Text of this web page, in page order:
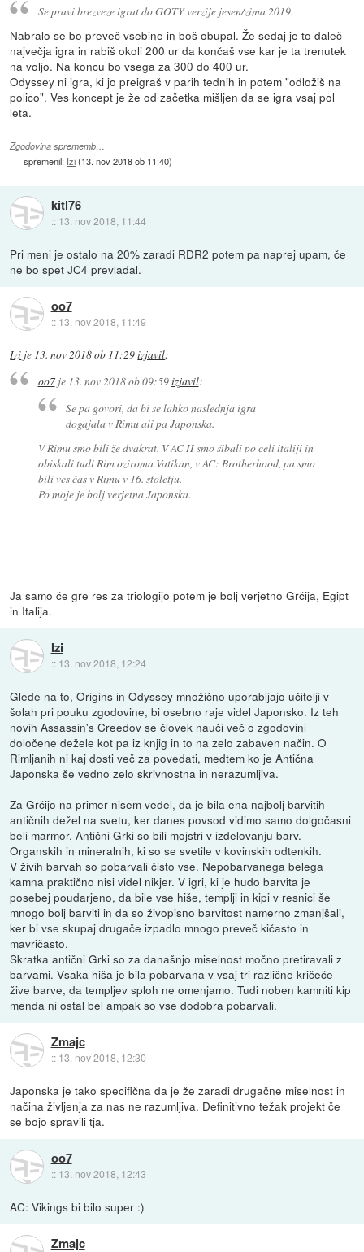
Se pravi brezveze igrat do GOTY verzije jesen/zima 2019.
Nabralo se bo preveč vsebine in boš obupal. Že sedaj je to daleč
največja igra in rabiš okoli 200 ur da končaš vse kar je ta trenutek
na voljo. Na koncu bo vsega za 300 do 400 ur.
Odyssey ni igra, ki jo preigraš v parih tednih in potem "odložiš na
polico". Ves koncept je že od začetka mišljen da se igra vsaj pol
leta.
Zgodovina sprememb…
spremenil: Izi(13. nov 2018 ob 11:40)
kitl76
:: 13. nov 2018, 11:44
Pri meni je ostalo na 20% zaradi RDR2 potem pa naprej upam, če
ne bo spet JC4 prevladal.
oo7
:: 13. nov 2018, 11:49
Izi je 13. nov 2018 ob 11:29izjavil:
oo7je 13. nov 2018 ob 09:59izjavil:
Se pa govori, da bi se lahko naslednja igra
dogajala v Rimu ali pa Japonska.
V Rimu smo bili že dvakrat. V AC II smo šibali po celi italiji in
obiskali tudi Rim oziroma Vatikan, v AC: Brotherhood, pa smo
bili ves čas v Rimu v 16. stoletju.
Po moje je bolj verjetna Japonska.
Ja samo če gre res za triologijo potem je bolj verjetno Grčija, Egipt
in Italija.
Izi
:: 13. nov 2018, 12:24
Glede na to, Origins in Odyssey množično uporabljajo učitelji v
šolah pri pouku zgodovine, bi osebno raje videl Japonsko. Iz teh
novih Assassin's Creedov se človek nauči več o zgodovini
določene dežele kot pa iz knjig in to na zelo zabaven način. O
Rimljanih ni kaj dosti več za povedati, medtem ko je Antična
Japonska še vedno zelo skrivnostna in nerazumljiva.
Za Grčijo na primer nisem vedel, da je bila ena najbolj barvitih
antičnih dežel na svetu, ker danes povsod vidimo samo dolgočasni
beli marmor. Antični Grki so bili mojstri v izdelovanju barv.
Organskih in mineralnih, ki so se svetile v kovinskih odtenkih.
V živih barvah so pobarvali čisto vse. Nepobarvanega belega
kamna praktično nisi videl nikjer. V igri, ki je hudo barvita je
posebej poudarjeno, da bile vse hiše, templji in kipi v resnici še
mnogo bolj barviti in da so živopisno barvitost namerno zmanjšali,
ker bi vse skupaj drugače izpadlo mnogo preveč kičasto in
mavričasto.
Skratka antični Grki so za današnjo miselnost močno pretiravali z
barvami. Vsaka hiša je bila pobarvana v vsaj tri različne kričeče
žive barve, da templjev sploh ne omenjamo. Tudi noben kamniti kip
menda ni ostal bel ampak so vse dodobra pobarvali.
Zmajc
:: 13. nov 2018, 12:30
Japonska je tako specifična da je že zaradi drugačne miselnost in
načina življenja za nas ne razumljiva. Definitivno težak projekt če
se bojo spravili tja.
oo7
:: 13. nov 2018, 12:43
AC: Vikings bi bilo super :)
Zmajc